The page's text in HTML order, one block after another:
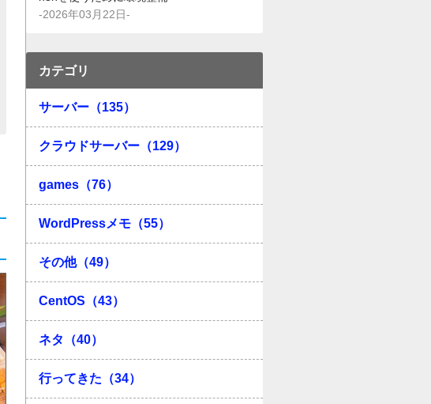
-2026年03月22日-
カテゴリ
サーバー（135）
クラウドサーバー（129）
games（76）
WordPressメモ（55）
その他（49）
CentOS（43）
ネタ（40）
行ってきた（34）